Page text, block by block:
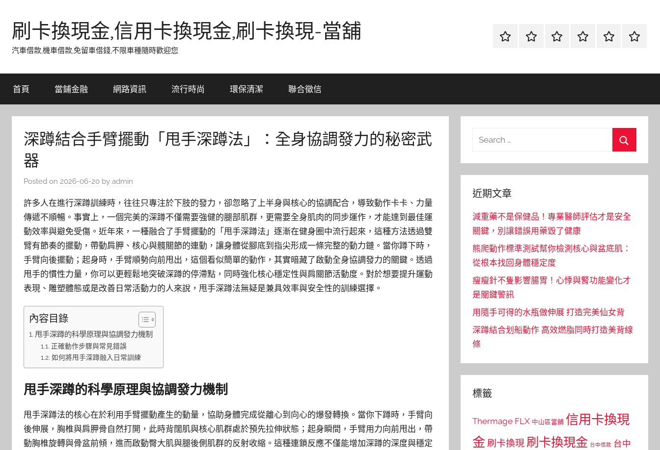
content刷卡換現金,信用卡換現金,刷卡換現-當舖
汽車借款,機車借款,免留車借錢,不限車種隨時歡迎您
首
當
網
流
環
聯
首頁 當鋪金融 網路資訊 流行時尚 環保清潔 聯合徵信
深蹲結合手臂擺動「甩手深蹲法」：全身協調發力的秘密武
器
Posted on 2026-06-20 by admin
許多人在進行深蹲訓練時，往往只專注於下肢的發力，卻忽略了上半身與核心的協調配合，導致動作卡卡、力量
傳遞不順暢。事實上，一個完美的深蹲不僅需要強健的腿部肌群，更需要全身肌肉的同步運作，才能達到最佳運
動效率與避免受傷。近年來，一種融合了手臂擺動的「甩手深蹲法」逐漸在健身圈中流行起來，這種方法透過雙
臂有節奏的擺動，帶動肩胛、核心與髖關節的連動，讓身體從腳底到指尖形成一條完整的動力鏈。當你蹲下時，
手臂向後擺動；起身時，手臂順勢向前甩出，這個看似簡單的動作，其實暗藏了啟動全身協調發力的關鍵。透過
甩手的慣性力量，你可以更輕鬆地突破深蹲的停滯點，同時強化核心穩定性與肩關節活動度。對於想要提升運動
表現、雕塑體態或是改善日常活動力的人來說，甩手深蹲法無疑是兼具效率與安全性的訓練選擇。
內容目錄
甩手深蹲的科學原理與協調發力機制
正確動作步驟與常見錯誤
如何將甩手深蹲融入日常訓練
甩手深蹲的科學原理與協調發力機制
甩手深蹲法的核心在於利用手臂擺動產生的動量，協助身體完成從離心到向心的爆發轉換。當你下蹲時，手臂向
後伸展，胸椎與肩胛骨自然打開，此時背闊肌與核心肌群處於預先拉伸狀態；起身瞬間，手臂用力向前甩出，帶
動胸椎旋轉與骨盆前傾，進而啟動臀大肌與腿後側肌群的反射收縮。這種連鎖反應不僅能增加深蹲的深度與穩定
Search
近期文章
減重藥不是保健品！專業醫師評估才是安全
關鍵，別讓錯誤用藥毀了健康
熊爬動作標準測試幫你檢測核心與盆底肌：
從根本找回身體穩定度
瘦瘦針不隻影響腸胃！心悸與腎功能變化才
是關鍵警訊
用隨手可得的水瓶做伸展 打造完美仙女背
深蹲結合划船動作 高效燃脂同時打造美背線
條
標籤
Thermage FLX 中山區當舖 信用卡換現
金 刷卡換現 刷卡換現金 台中借款 台中